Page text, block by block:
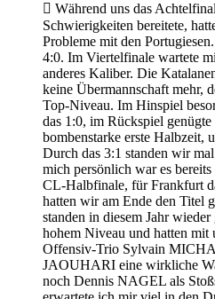
 Während uns das
Schwierigkeiten bereitete,
Probleme mit den
4:0. Im Viertelfinale wartete
anderes Kaliber. Die
keine Übermannschaft mehr,
Top-Niveau. Im Hinspiel
das 1:0, im Rückspiel genügte
bombenstarke erste Halbzeit,
Durch das 3:1 standen wir
mich persönlich war es
CL-Halbfinale, für Frankfurt
hatten wir am Ende den Titel
standen in diesem Jahr
hohem Niveau und hatten mit
Offensiv-Trio Sylvain
JAOUHARI eine wirkliche
noch Dennis NAGEL als